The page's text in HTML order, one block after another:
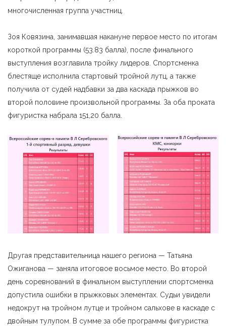
многочисленная группа участниц.
Зоя Ковязина, занимавшая накануне первое место по итогам
короткой программы (53.83 балла), после финального
выступления возглавила тройку лидеров. Спортсменка
блестяще исполнила стартовый тройной лутц, а также
получила от судей надбавки за два каскада прыжков во
второй половине произвольной программы. За оба проката
фигуристка набрала 151,20 балла.
Другая представительница нашего региона — Татьяна
Ожиганова — заняла итоговое восьмое место. Во второй
день соревнований в финальном выступлении спортсменка
допустила ошибки в прыжковых элементах. Судьи увидели
недокрут на тройном лутце и тройном сальхове в каскаде с
двойным тулупом. В сумме за обе программы фигуристка